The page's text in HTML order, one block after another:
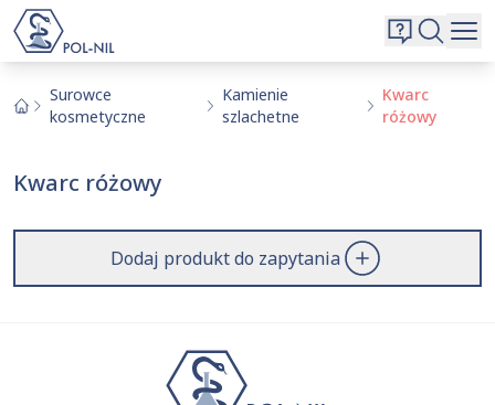
O nas
Kontakt
Surowce
kosmetyczne
Kamienie
szlachetne
Kwarc
różowy
Kwarc różowy
Dodaj produkt do zapytania
Wybrane surowce i substancje
Aktualnie niczego nie dodałeś do zapytania.
Wyszukiwarka
Szukaj